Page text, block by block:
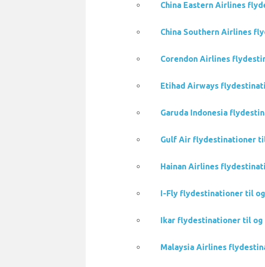
China Eastern Airlines
China Southern Airlines
Corendon Airlines
Etihad Airways
Garuda Indonesia
Gulf Air flydestinationer
Hainan Airlines
I-Fly flydestinationer til
Ikar flydestinationer til og
Malaysia Airlines